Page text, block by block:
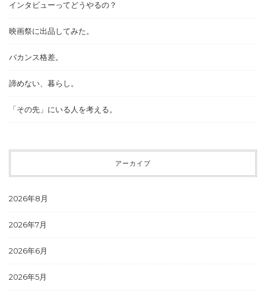
インタビューってどうやるの？
映画祭に出品してみた。
バカンス格差。
諦めない、暮らし。
「その先」にいる人を考える。
アーカイブ
2026年8月
2026年7月
2026年6月
2026年5月